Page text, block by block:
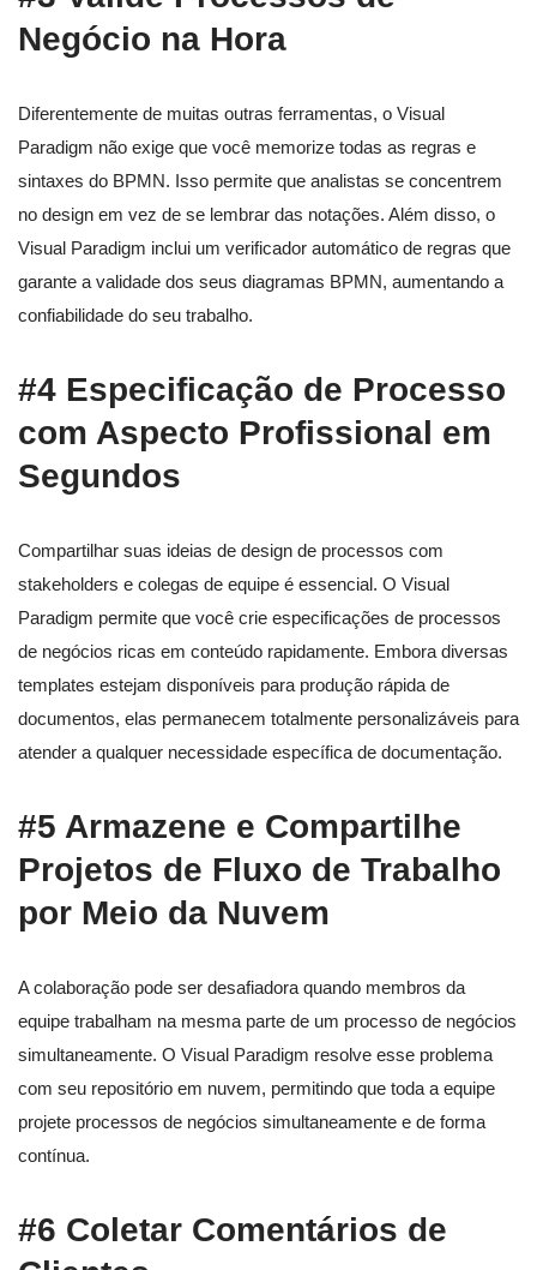
Negócio na Hora
Diferentemente de muitas outras ferramentas, o Visual
Paradigm não exige que você memorize todas as regras e
sintaxes do BPMN. Isso permite que analistas se concentrem
no design em vez de se lembrar das notações. Além disso, o
Visual Paradigm inclui um verificador automático de regras que
garante a validade dos seus diagramas BPMN, aumentando a
confiabilidade do seu trabalho.
#4 Especificação de Processo
com Aspecto Profissional em
Segundos
Compartilhar suas ideias de design de processos com
stakeholders e colegas de equipe é essencial. O Visual
Paradigm permite que você crie especificações de processos
de negócios ricas em conteúdo rapidamente. Embora diversas
templates estejam disponíveis para produção rápida de
documentos, elas permanecem totalmente personalizáveis para
atender a qualquer necessidade específica de documentação.
#5 Armazene e Compartilhe
Projetos de Fluxo de Trabalho
por Meio da Nuvem
A colaboração pode ser desafiadora quando membros da
equipe trabalham na mesma parte de um processo de negócios
simultaneamente. O Visual Paradigm resolve esse problema
com seu repositório em nuvem, permitindo que toda a equipe
projete processos de negócios simultaneamente e de forma
contínua.
#6 Coletar Comentários de